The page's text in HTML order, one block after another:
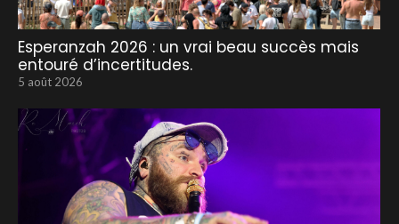
Esperanzah 2026 : un vrai beau succès mais
entouré d’incertitudes.
5 août 2026